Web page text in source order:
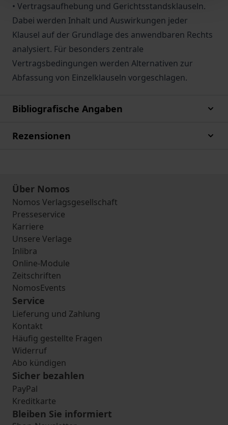
• Vertragsaufhebung und Gerichtsstandsklauseln.
Dabei werden Inhalt und Auswirkungen jeder
Klausel auf der Grundlage des anwendbaren Rechts
analysiert. Für besonders zentrale
Vertragsbedingungen werden Alternativen zur
Abfassung von Einzelklauseln vorgeschlagen.
Bibliografische Angaben
Rezensionen
Über Nomos
Nomos Verlagsgesellschaft
Presseservice
Karriere
Unsere Verlage
Inlibra
Online-Module
Zeitschriften
NomosEvents
Service
Lieferung und Zahlung
Kontakt
Häufig gestellte Fragen
Widerruf
Abo kündigen
Sicher bezahlen
PayPal
Kreditkarte
Bleiben Sie informiert